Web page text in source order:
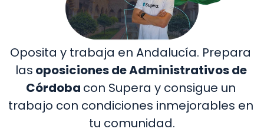
Oposita y trabaja en Andalucía. Prepara
las oposiciones de Administrativos de
Córdoba con Supera y consigue un
trabajo con condiciones inmejorables en
tu comunidad.